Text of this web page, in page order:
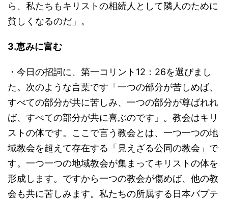
ら、私たちもキリストの相続人として隣人のために
貧しくなるのだ」。
3.恵みに富む
・今日の招詞に、第一コリント12：26を選びまし
た。次のような言葉です「一つの部分が苦しめば、
すべての部分が共に苦しみ、一つの部分が尊ばれれ
ば、すべての部分が共に喜ぶのです」。教会はキリ
ストの体です。ここで言う教会とは、一つ一つの地
域教会を超えて存在する「見えざる公同の教会」で
す。一つ一つの地域教会が集まってキリストの体を
形成します。ですから一つの教会が傷めば、他の教
会も共に苦しみます。私たちの所属する日本バプテ